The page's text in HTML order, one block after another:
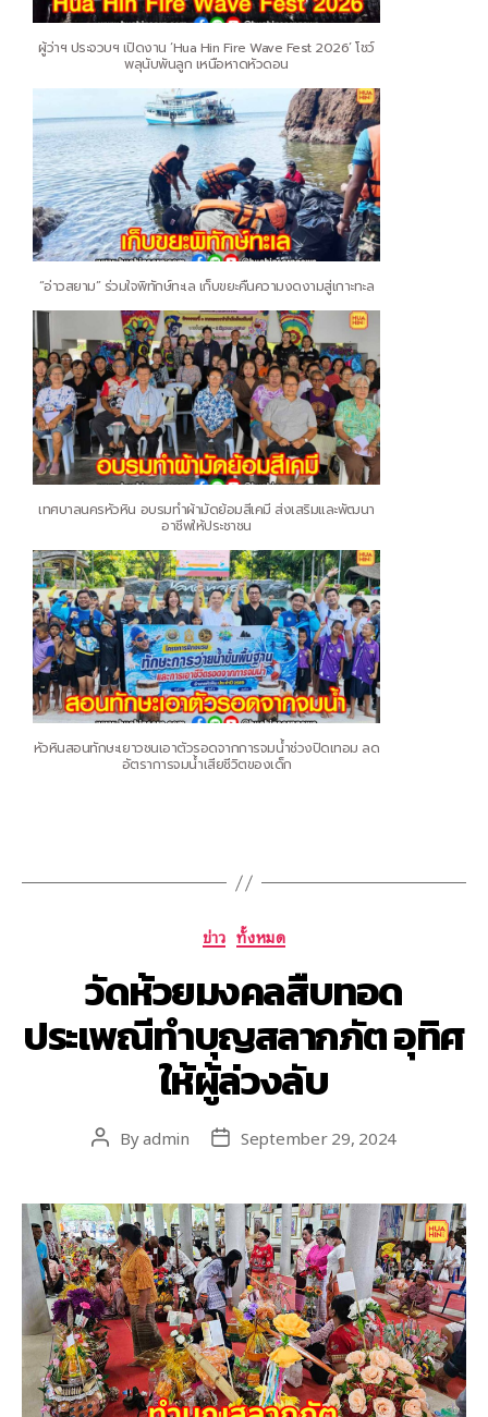
ผู้ว่าฯ ประจวบฯ เปิดงาน ‘Hua Hin Fire Wave Fest 2026’ โชว์
พลุนับพันลูก เหนือหาดหัวดอน
“อ่าวสยาม” ร่วมใจพิทักษ์ทะเล เก็บขยะคืนความงดงามสู่เกาะทะล
เทศบาลนครหัวหิน อบรมทำผ้ามัดย้อมสีเคมี ส่งเสริมและพัฒนา
อาชีพให้ประชาชน
หัวหินสอนทักษะเยาวชนเอาตัวรอดจากการจมน้ำช่วงปิดเทอม ลด
อัตราการจมน้ำเสียชีวิตของเด็ก
ข่าว ทั้งหมด
วัดห้วยมงคลสืบทอด
ประเพณีทำบุญสลากภัต อุทิศ
ให้ผู้ล่วงลับ
Byadmin September 29, 2024